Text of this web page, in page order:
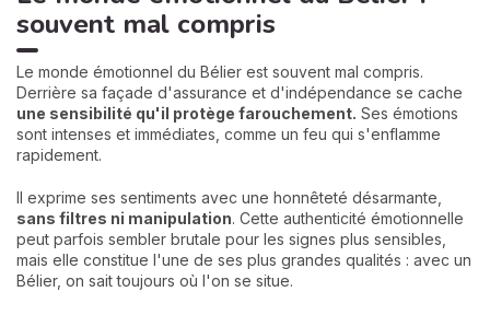
souvent mal compris
Le monde émotionnel du Bélier est souvent mal compris.
Derrière sa façade d'assurance et d'indépendance se cache
une sensibilité qu'il protège farouchement. Ses émotions
sont intenses et immédiates, comme un feu qui s'enflamme
rapidement.
Il exprime ses sentiments avec une honnêteté désarmante,
sans filtres ni manipulation. Cette authenticité émotionnelle
peut parfois sembler brutale pour les signes plus sensibles,
mais elle constitue l'une de ses plus grandes qualités : avec un
Bélier, on sait toujours où l'on se situe.